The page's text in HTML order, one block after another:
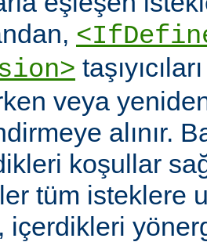
veya
alınır.
koşullar
tüm isteklere
içerdikleri